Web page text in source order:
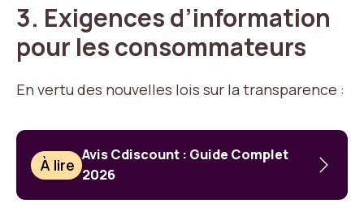
3. Exigences d’information
pour les consommateurs
En vertu des nouvelles lois sur la transparence :
À lire
Avis Cdiscount : Guide Complet
2026